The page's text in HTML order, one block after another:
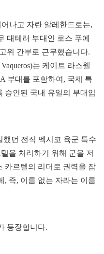
나고 자란 알레한드로는,
대테러 부대인 로스 푸에
위 간부로 근무했습니다.
는 케이트 라스웰
부대를 포함하여, 국제 특
승인된 국내 유일의 부대입
했던 전직 멕시코 육군 특수
을 처리하기 위해 군을 저
카르텔의 리더로 권력을 잡
, 즉, 이름 없는 자라는 이름
등장합니다.